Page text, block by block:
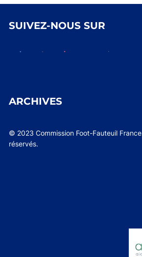
SUIVEZ-NOUS SUR
ARCHIVES
© 2023 Commission Foot-Fauteuil
réservés.